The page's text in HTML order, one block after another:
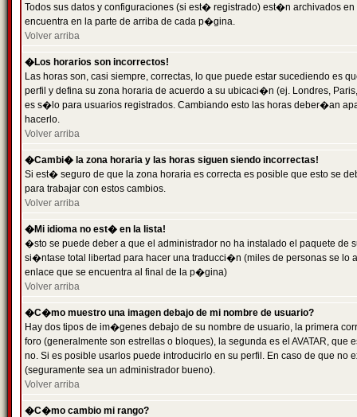
Todos sus datos y configuraciones (si est� registrado) est�n archivados
encuentra en la parte de arriba de cada p�gina.
Volver arriba
�Los horarios son incorrectos!
Las horas son, casi siempre, correctas, lo que puede estar sucediendo es
perfil y defina su zona horaria de acuerdo a su ubicaci�n (ej. Londres,
es s�lo para usuarios registrados. Cambiando esto las horas deber�an
hacerlo.
Volver arriba
�Cambi� la zona horaria y las horas siguen siendo incorrectas!
Si est� seguro de que la zona horaria es correcta es posible que esto se
para trabajar con estos cambios.
Volver arriba
�Mi idioma no est� en la lista!
�sto se puede deber a que el administrador no ha instalado el paquete
si�ntase total libertad para hacer una traducci�n (miles de personas se
enlace que se encuentra al final de la p�gina)
Volver arriba
�C�mo muestro una imagen debajo de mi nombre de usuario?
Hay dos tipos de im�genes debajo de su nombre de usuario, la primera
foro (generalmente son estrellas o bloques), la segunda es el AVATAR,
no. Si es posible usarlos puede introducirlo en su perfil. En caso de que
(seguramente sea un administrador bueno).
Volver arriba
�C�mo cambio mi rango?